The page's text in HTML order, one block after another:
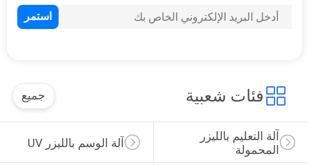
آلة النقش بالليزر على
الزجاج
فئات شعبية جميع
آلة الوسم بالليزر UV
آلة التعليم بالليزر
المحمولة